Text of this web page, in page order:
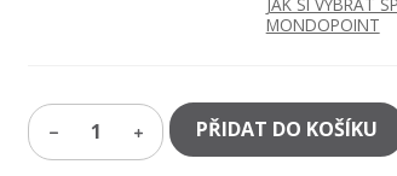
MONDOPOINT
1 PŘIDAT DO KOŠÍKU